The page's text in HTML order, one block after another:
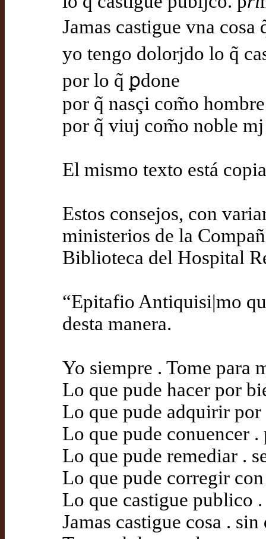
Jamas castigue vna cosa
yo tengo dolorjdo lo q̃
por lo q̃ ꝑdone
por q̃ nasçi com̃o
por q̃ viuj com̃o noble mj
El mismo texto está
Estos consejos, con
ministerios de la
Biblioteca del Hospital
“Epitafio Antiquisi|mo
desta manera.
Yo siempre . Tome para
Lo que pude hacer por
Lo que pude adquirir
Lo que pude conuencer
Lo que pude remediar .
Lo que pude corregir
Lo que castigue publico
Jamas castigue cosa .